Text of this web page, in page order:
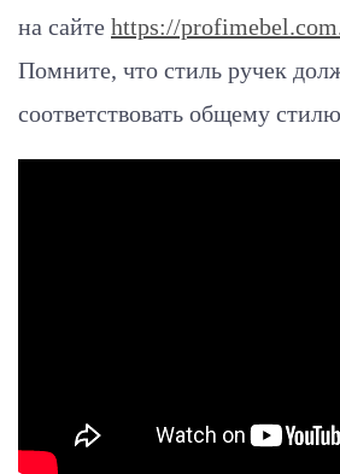
на сайте https://
Помните, что стиль ручек
соответствовать общему